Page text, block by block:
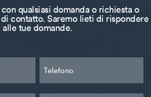
qualsiasi domanda o richiesta o
contatto. Saremo lieti di rispondere
alle tue domande.